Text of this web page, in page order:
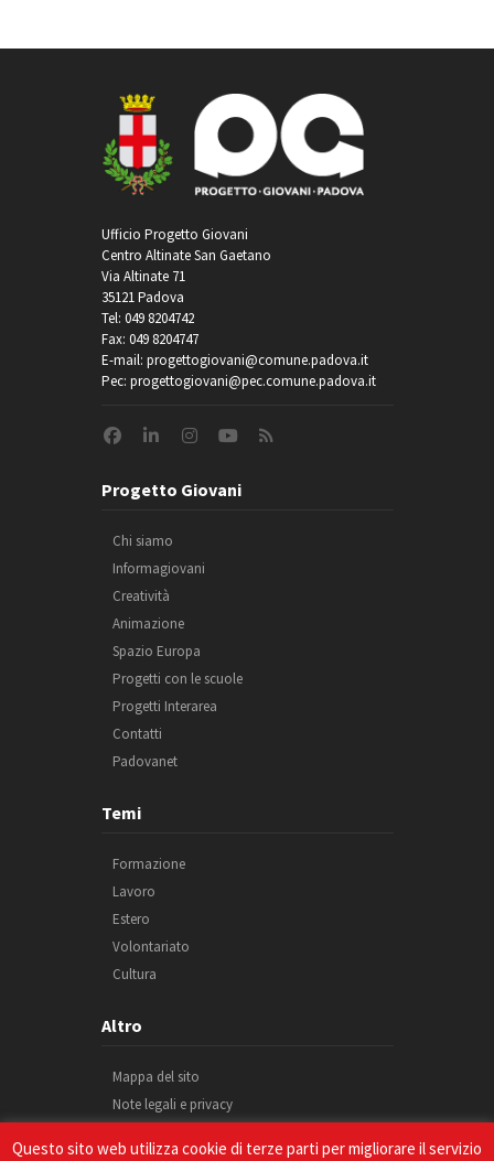
Ufficio Progetto Giovani
Centro Altinate San Gaetano
Via Altinate 71
35121 Padova
Tel: 049 8204742
Fax: 049 8204747
E-mail: progettogiovani@comune.padova.it
Pec: progettogiovani@pec.comune.padova.it
Progetto Giovani
Chi siamo
Informagiovani
Creatività
Animazione
Spazio Europa
Progetti con le scuole
Progetti Interarea
Contatti
Padovanet
Temi
Formazione
Lavoro
Estero
Volontariato
Cultura
Altro
Mappa del sito
Note legali e privacy
Questo sito web utilizza cookie di terze parti per migliorare il servizio